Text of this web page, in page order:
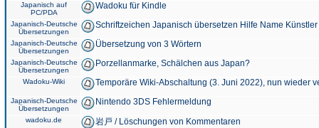
Japanisch auf
PC/PDA
Wadoku für Kindle
Japanisch-Deutsche
Übersetzungen
Schriftzeichen Japanisch übersetzen Hilfe Name
Japanisch-Deutsche
Übersetzungen
Übersetzung von 3 Wörtern
Japanisch-Deutsche
Übersetzungen
Porzellanmarke, Schälchen aus Japan?
Wadoku-Wiki Temporäre Wiki-Abschaltung (3. Juni 2022), nun wieder
Japanisch-Deutsche
Übersetzungen
Nintendo 3DS Fehlermeldung
wadoku.de 岩戸 / Löschungen von Kommentaren